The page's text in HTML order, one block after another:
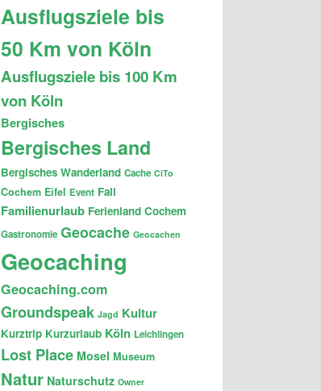
Ausflugsziele bis
50 Km von Köln
Ausflugsziele bis 100 Km
von Köln
Bergisches
Bergisches Land
Bergisches Wanderland Cache CiTo
Cochem Eifel Event Fail
Familienurlaub Ferienland Cochem
Gastronomie Geocache Geocachen
Geocaching
Geocaching.com
Groundspeak Jagd Kultur
Kurztrip Kurzurlaub Köln Leichlingen
Lost Place Mosel Museum
Natur Naturschutz Owner